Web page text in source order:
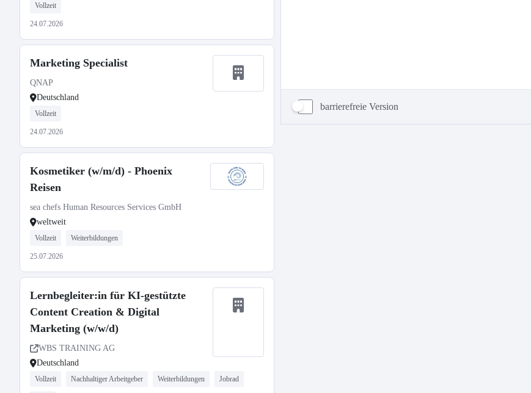
Vollzeit
24.07.2026
Marketing Specialist
QNAP
Deutschland
Vollzeit
24.07.2026
Kosmetiker (w/m/d) - Phoenix
Reisen
sea chefs Human Resources Services GmbH
weltweit
Vollzeit Weiterbildungen
25.07.2026
Lernbegleiter:in für KI-gestützte
Content Creation & Digital
Marketing (w/w/d)
WBS TRAINING AG
Deutschland
Vollzeit Nachhaltiger Arbeitgeber Weiterbildungen Jobrad
barrierefreie Version